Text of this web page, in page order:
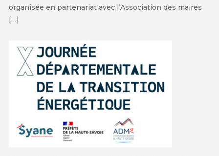
organisée en partenariat avec l’Association des maires
[…]